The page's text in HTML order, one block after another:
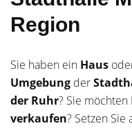
Region
Sie haben ein Haus
Umgebung der
der Ruhr? Sie möchten
verkaufen? Setzen